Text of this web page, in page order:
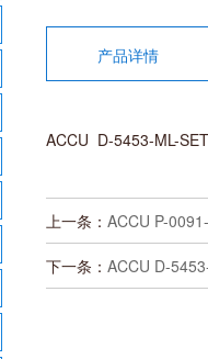
产品详情
ACCU D-5453-ML-SET
上一条： ACCU P-
下一条： ACCU D-